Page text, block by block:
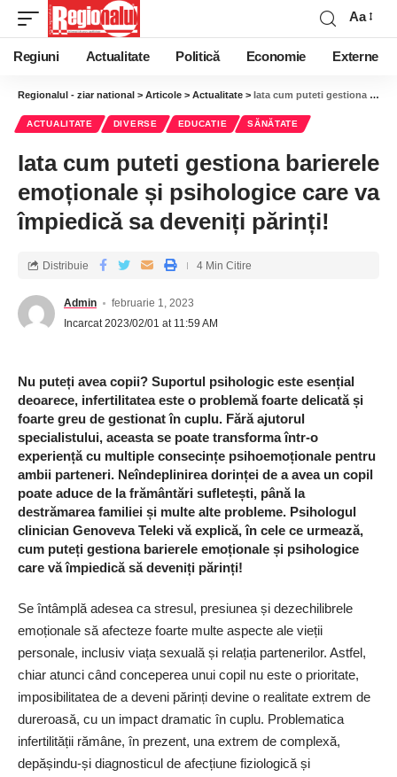
Aa
Regiuni Actualitate Politică Economie Externe
Regionalul - ziar national > Articole > Actualitate > Iata cum puteti gestiona barierele emoționale și psihologice care va împiedică sa deveniți părinți!
ACTUALITATE DIVERSE EDUCATIE SĂNĂTATE
Iata cum puteti gestiona barierele
emoționale și psihologice care va
împiedică sa deveniți părinți!
Admin
februarie 1, 2023
Incarcat 2023/02/01 at 11:59 AM
Distribuie 4 Min Citire
Nu puteți avea copii? Suportul psihologic este esențial
deoarece, infertilitatea este o problemă foarte delicată și
foarte greu de gestionat în cuplu. Fără ajutorul
specialistului, aceasta se poate transforma într-o
experiență cu multiple consecințe psihoemoționale pentru
ambii parteneri. Neîndeplinirea dorinței de a avea un copil
poate aduce de la frământări sufletești, până la
destrămarea familiei și multe alte probleme. Psihologul
clinician Genoveva Teleki vă explică, în cele ce urmează,
cum puteți gestiona barierele emoționale și psihologice
care vă împiedică să deveniți părinți!
Se întâmplă adesea ca stresul, presiunea și dezechilibrele
emoționale să afecteze foarte multe aspecte ale vieții
personale, inclusiv viața sexuală și relația partenerilor. Astfel,
chiar atunci când conceperea unui copil nu este o prioritate,
imposibilitatea de a deveni părinți devine o realitate extrem de
dureroasă, cu un impact dramatic în cuplu. Problematica
infertilității rămâne, în prezent, una extrem de complexă,
depășindu-și diagnosticul de afecțiune fiziologică și